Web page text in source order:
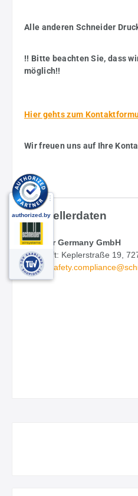
Alle anderen Schneider
!! Bitte beachten Sie, dass
möglich!!
Hier gehts zum
Wir freuen uns auf Ihre
Herstellerdaten
MultiAir Germany GmbH
Anschrift: Keplerstraße 19,
Email:
safety.